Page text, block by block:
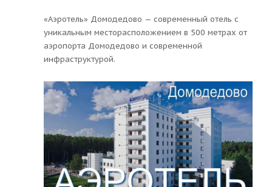
«Аэротель» Домодедово — современный отель с
уникальным месторасположением в 500 метрах от
аэропорта Домодедово и современной
инфраструктурой.